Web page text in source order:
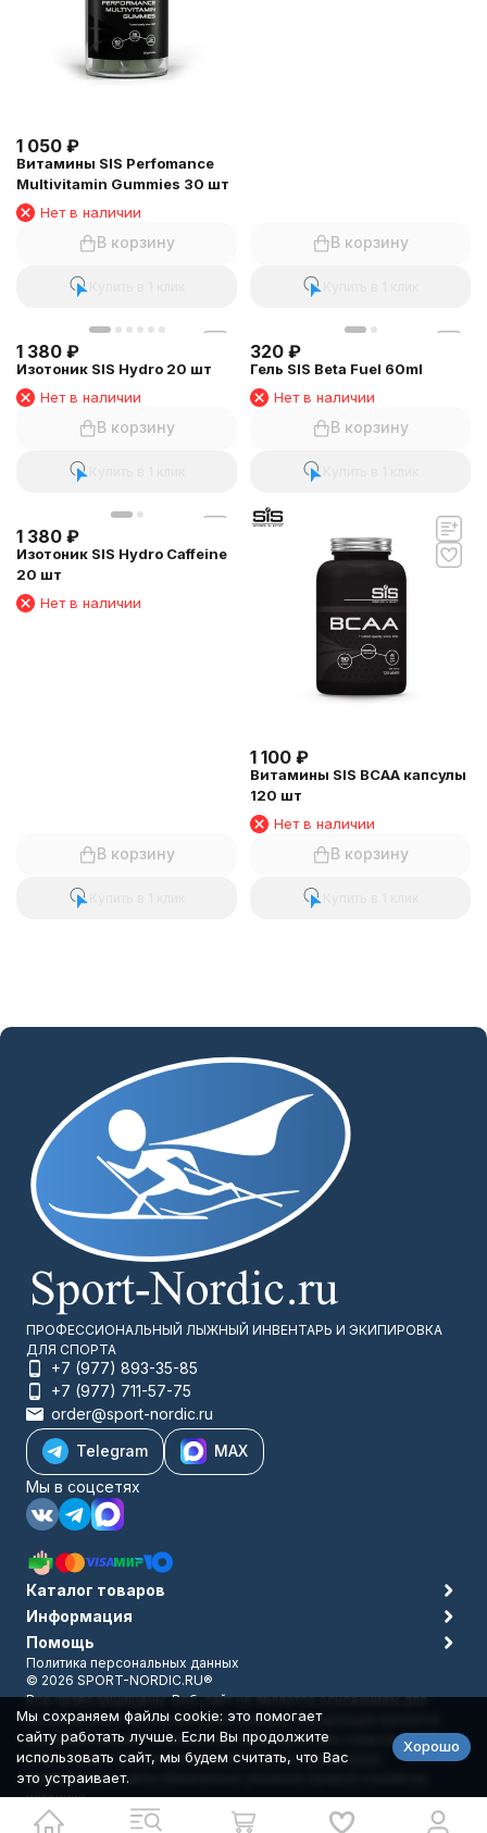
1 050 ₽
Витамины SIS Perfomance
Multivitamin Gummies 30 шт
Нет в наличии
В корзину В корзину
1 380 ₽
Изотоник SIS Hydro 20 шт
Нет в наличии
В корзину
320 ₽
Гель SIS Beta Fuel 60ml
Нет в наличии
В корзину
1 380 ₽
Изотоник SIS Hydro Caffeine
20 шт
Нет в наличии
В корзину
1 100 ₽
Витамины SIS BCAA капсулы
120 шт
Нет в наличии
В корзину
ПРОФЕССИОНАЛЬНЫЙ ЛЫЖНЫЙ ИНВЕНТАРЬ И ЭКИПИРОВКА
ДЛЯ СПОРТА
+7 (977) 893-35-85
+7 (977) 711-57-75
order@sport-nordic.ru
Telegram
MAX
Мы в соцсетях
Каталог товаров
Информация
Помощь
Политика персональных данных
© 2026 SPORT-NORDIC.RU®
Все права защищены. Веб-сайт не является основанием для
предъявления претензий и рекламаций, информация является
ознакомительной, технические характеристики товаров могут
отличаться от указанных на сайте. При использовании
материалов с сайта обязательно указание прямой ссылки на
источник.
Разработано в
bodysite.ru
Мы сохраняем файлы cookie: это помогает
сайту работать лучше. Если Вы продолжите
использовать сайт, мы будем считать, что Вас
это устраивает.
Хорошо